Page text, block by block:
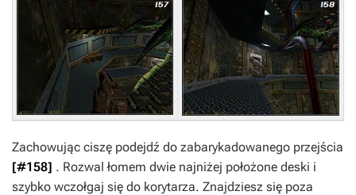
Zachowując ciszę podejdź do zabarykadowanego przejścia
[#158] . Rozwal łomem dwie najniżej położone deski i
szybko wczołgaj się do korytarza. Znajdziesz się poza